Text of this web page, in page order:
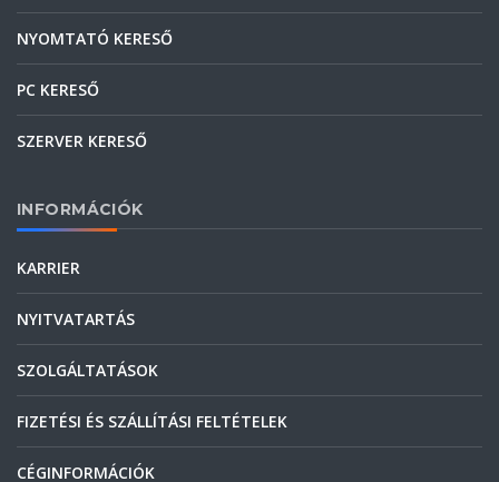
NYOMTATÓ KERESŐ
PC KERESŐ
SZERVER KERESŐ
INFORMÁCIÓK
KARRIER
NYITVATARTÁS
SZOLGÁLTATÁSOK
FIZETÉSI ÉS SZÁLLÍTÁSI FELTÉTELEK
CÉGINFORMÁCIÓK